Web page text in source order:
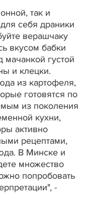
так и
себя драники
верашчаку
вкусом бабки
мачанкой густой
и клецки.
из картофеля,
готовятся по
из поколения
кухни,
активно
рецептами,
В Минске и
множество
попробовать
-